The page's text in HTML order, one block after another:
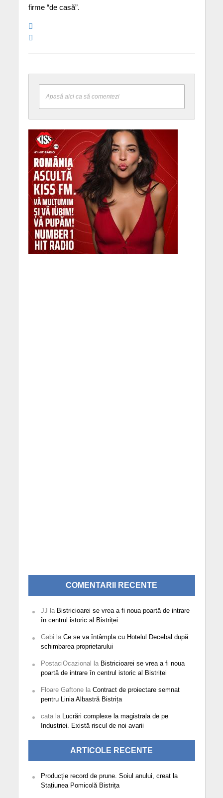
firme “de casă”.
Apasă aici ca să comentezi
COMENTARII RECENTE
JJ la Bistricioarei se vrea a fi noua poartă de intrare
în centrul istoric al Bistriței
Gabi la Ce se va întâmpla cu Hotelul Decebal după
schimbarea proprietarului
PostaciOcazional la Bistricioarei se vrea a fi noua
poartă de intrare în centrul istoric al Bistriței
Floare Gaftonela Contract de proiectare semnat
pentru Linia Albastră Bistrița
catala Lucrări complexe la magistrala de pe
Industriei. Există riscul de noi avarii
ARTICOLE RECENTE
Producție record de prune. Soiul anului, creat la
Stațiunea Pomicolă Bistrița